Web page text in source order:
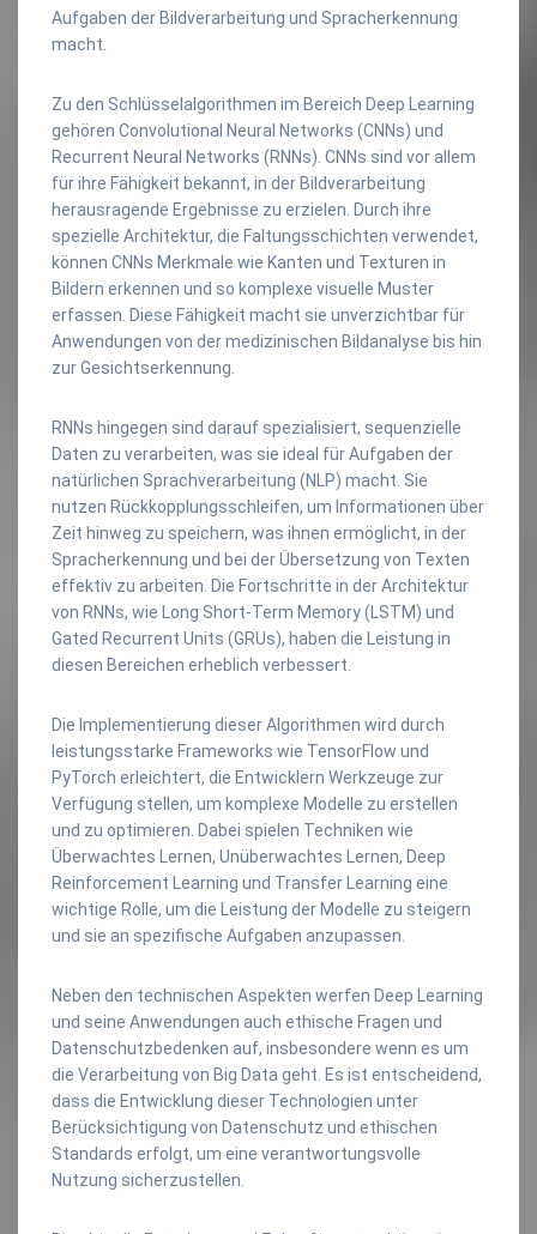
Aufgaben der Bildverarbeitung und Spracherkennung
macht.
Zu den Schlüsselalgorithmen im Bereich Deep Learning
gehören Convolutional Neural Networks (CNNs) und
Recurrent Neural Networks (RNNs). CNNs sind vor allem
für ihre Fähigkeit bekannt, in der Bildverarbeitung
herausragende Ergebnisse zu erzielen. Durch ihre
spezielle Architektur, die Faltungsschichten verwendet,
können CNNs Merkmale wie Kanten und Texturen in
Bildern erkennen und so komplexe visuelle Muster
erfassen. Diese Fähigkeit macht sie unverzichtbar für
Anwendungen von der medizinischen Bildanalyse bis hin
zur Gesichtserkennung.
RNNs hingegen sind darauf spezialisiert, sequenzielle
Daten zu verarbeiten, was sie ideal für Aufgaben der
natürlichen Sprachverarbeitung (NLP) macht. Sie
nutzen Rückkopplungsschleifen, um Informationen über
Zeit hinweg zu speichern, was ihnen ermöglicht, in der
Spracherkennung und bei der Übersetzung von Texten
effektiv zu arbeiten. Die Fortschritte in der Architektur
von RNNs, wie Long Short-Term Memory (LSTM) und
Gated Recurrent Units (GRUs), haben die Leistung in
diesen Bereichen erheblich verbessert.
Die Implementierung dieser Algorithmen wird durch
leistungsstarke Frameworks wie TensorFlow und
PyTorch erleichtert, die Entwicklern Werkzeuge zur
Verfügung stellen, um komplexe Modelle zu erstellen
und zu optimieren. Dabei spielen Techniken wie
Überwachtes Lernen, Unüberwachtes Lernen, Deep
Reinforcement Learning und Transfer Learning eine
wichtige Rolle, um die Leistung der Modelle zu steigern
und sie an spezifische Aufgaben anzupassen.
Neben den technischen Aspekten werfen Deep Learning
und seine Anwendungen auch ethische Fragen und
Datenschutzbedenken auf, insbesondere wenn es um
die Verarbeitung von Big Data geht. Es ist entscheidend,
dass die Entwicklung dieser Technologien unter
Berücksichtigung von Datenschutz und ethischen
Standards erfolgt, um eine verantwortungsvolle
Nutzung sicherzustellen.